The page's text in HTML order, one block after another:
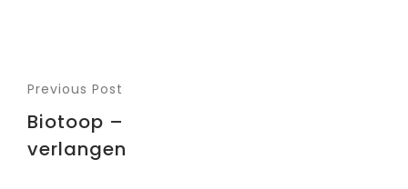
Previous Post
Biotoop –
verlangen